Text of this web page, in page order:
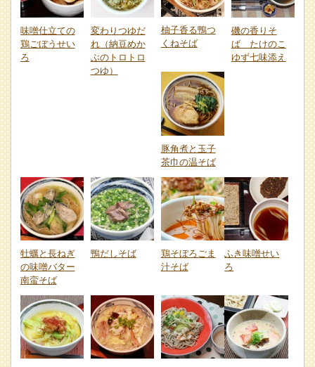
味噌仕立ての
鶏ごぼうせい
ろ
変わりつゆだ
れ（納豆めか
ぶのトロトロ
つゆ）
柚子香る鴨つ
くねそば
磯の香りそ
ば たけのこ
ゆず七味添え
豚角煮と玉子
茶巾の温そば
牡蠣と長ねぎ
の味噌バター
南蛮そば
鴨だしそば
鶏そぼろごま
汁そば
ふき味噌せい
ろ